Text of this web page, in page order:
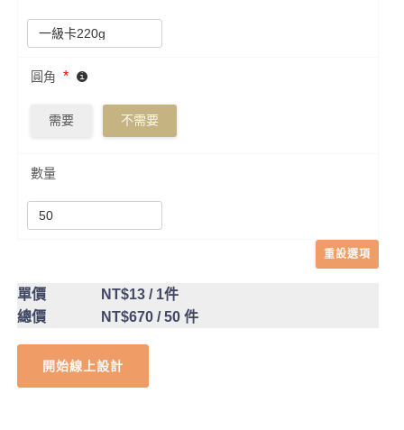
圓角 *
需要 不需要
數量
重設選項
單價 NT$13/ 1件
總價
NT$670/ 50 件
開始線上設計